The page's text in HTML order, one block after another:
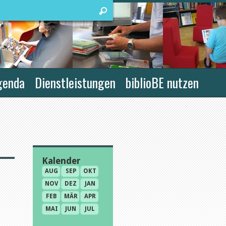
Dienstleistungen biblioBE nutzen
Kalender
AUG SEP
OKT
NOV
DEZ
JAN
FEB
MÄR
APR
MAI
JUN JUL